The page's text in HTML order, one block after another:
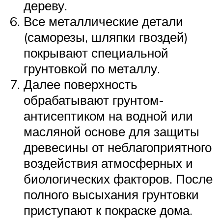
дереву.
Все металлические детали
(саморезы, шляпки гвоздей)
покрывают специальной
грунтовкой по металлу.
Далее поверхность
обрабатывают грунтом-
антисептиком на водной или
масляной основе для защиты
древесины от неблагоприятного
воздействия атмосферных и
биологических факторов. После
полного высыхания грунтовки
приступают к покраске дома.